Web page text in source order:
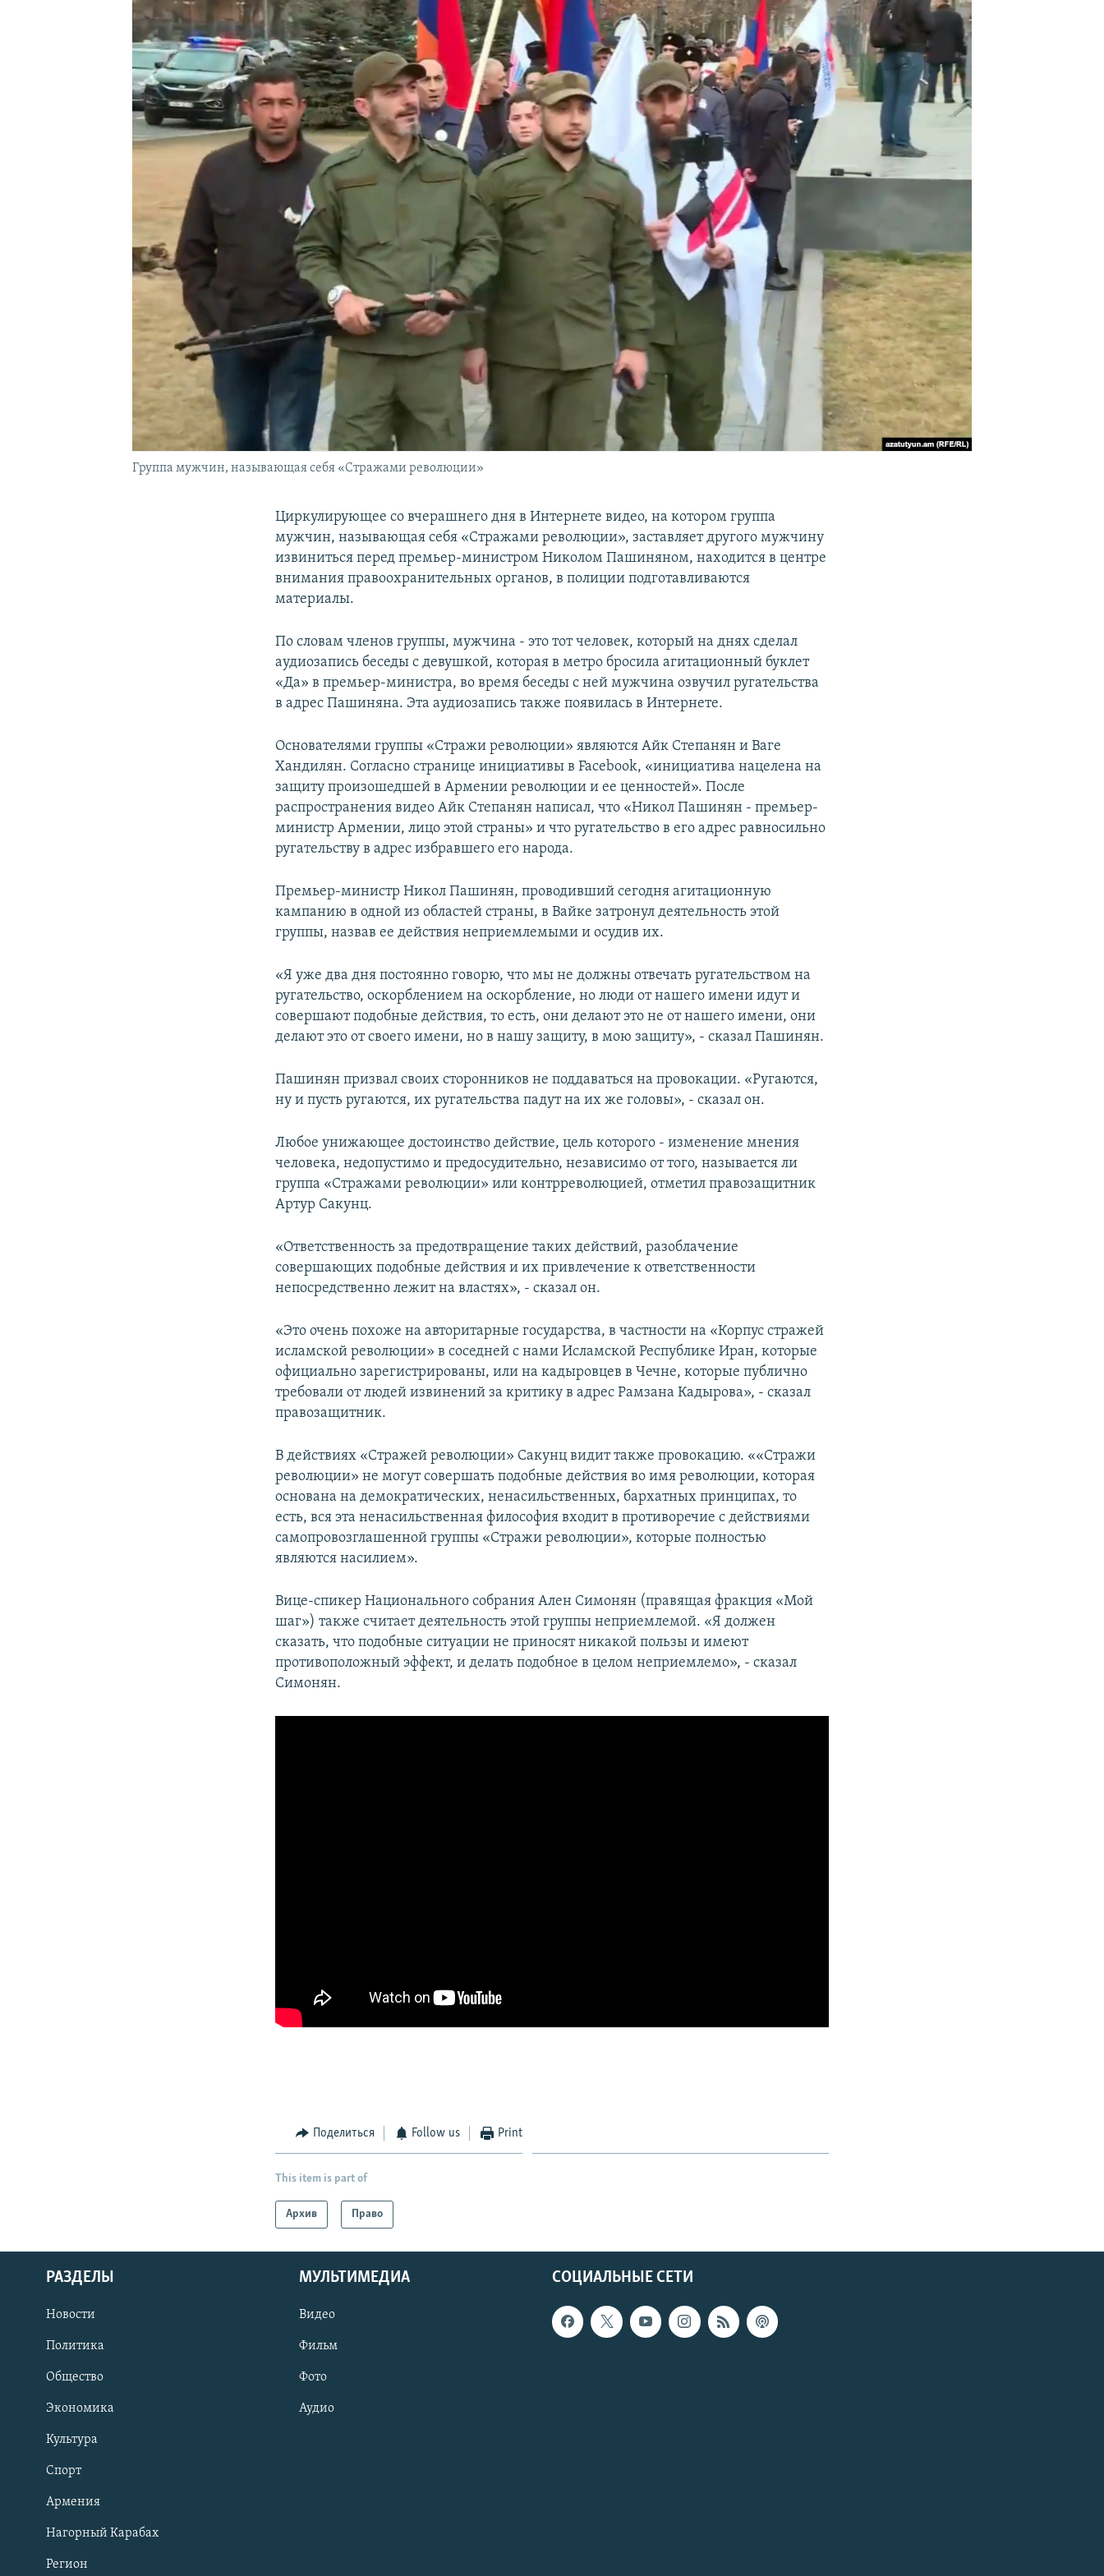
Группа мужчин, называющая себя «Стражами революции»
Циркулирующее со вчерашнего дня в Интернете видео, на котором группа
мужчин, называющая себя «Стражами революции», заставляет другого мужчину
извиниться перед премьер-министром Николом Пашиняном, находится в центре
внимания правоохранительных органов, в полиции подготавливаются
материалы.
По словам членов группы, мужчина - это тот человек, который на днях сделал
аудиозапись беседы с девушкой, которая в метро бросила агитационный буклет
«Да» в премьер-министра, во время беседы с ней мужчина озвучил ругательства
в адрес Пашиняна. Эта аудиозапись также появилась в Интернете.
Основателями группы «Стражи революции» являются Айк Степанян и Ваге
Хандилян. Согласно странице инициативы в Facebook, «инициатива нацелена на
защиту произошедшей в Армении революции и ее ценностей». После
распространения видео Айк Степанян написал, что «Никол Пашинян - премьер-
министр Армении, лицо этой страны» и что ругательство в его адрес равносильно
ругательству в адрес избравшего его народа.
Премьер-министр Никол Пашинян, проводивший сегодня агитационную
кампанию в одной из областей страны, в Вайке затронул деятельность этой
группы, назвав ее действия неприемлемыми и осудив их.
«Я уже два дня постоянно говорю, что мы не должны отвечать ругательством на
ругательство, оскорблением на оскорбление, но люди от нашего имени идут и
совершают подобные действия, то есть, они делают это не от нашего имени, они
делают это от своего имени, но в нашу защиту, в мою защиту», - сказал Пашинян.
Пашинян призвал своих сторонников не поддаваться на провокации. «Ругаются,
ну и пусть ругаются, их ругательства падут на их же головы», - сказал он.
Любое унижающее достоинство действие, цель которого - изменение мнения
человека, недопустимо и предосудительно, независимо от того, называется ли
группа «Стражами революции» или контрреволюцией, отметил правозащитник
Артур Сакунц.
«Ответственность за предотвращение таких действий, разоблачение
совершающих подобные действия и их привлечение к ответственности
непосредственно лежит на властях», - сказал он.
«Это очень похоже на авторитарные государства, в частности на «Корпус стражей
исламской революции» в соседней с нами Исламской Республике Иран, которые
официально зарегистрированы, или на кадыровцев в Чечне, которые публично
требовали от людей извинений за критику в адрес Рамзана Кадырова», - сказал
правозащитник.
В действиях «Стражей революции» Сакунц видит также провокацию. ««Стражи
революции» не могут совершать подобные действия во имя революции, которая
основана на демократических, ненасильственных, бархатных принципах, то
есть, вся эта ненасильственная философия входит в противоречие с действиями
самопровозглашенной группы «Стражи революции», которые полностью
являются насилием».
Вице-спикер Национального собрания Ален Симонян (правящая фракция «Мой
шаг») также считает деятельность этой группы неприемлемой. «Я должен
сказать, что подобные ситуации не приносят никакой пользы и имеют
противоположный эффект, и делать подобное в целом неприемлемо», - сказал
Симонян.
Поделиться Follow us Print
This item is part of
Архив Право
СОЦИАЛЬНЫЕ СЕТИ
РАЗДЕЛЫ
Новости
Политика
Общество
Экономика
Культура
Спорт
Армения
Нагорный Карабах
Регион
МУЛЬТИМЕДИА
Видео
Фильм
Фото
Аудио